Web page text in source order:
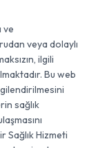
ve
veya dolaylı
ilgili
Bu web
sağlık
Sağlık Hizmeti